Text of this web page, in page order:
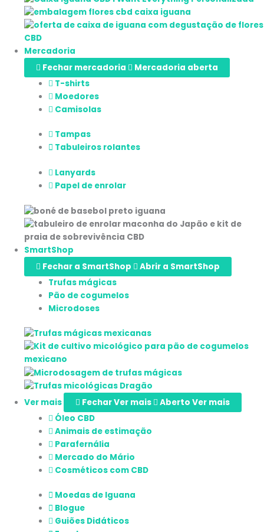
Mercadoria
Fechar mercadoria
Mercadoria aberta
T-shirts
Moedores
Camisolas
Tampas
Tabuleiros rolantes
Lanyards
Papel de enrolar
SmartShop
Fechar a SmartShop
Abrir a SmartShop
Trufas mágicas
Pão de cogumelos
Microdoses
Ver mais Fechar Ver mais
Aberto Ver mais
Óleo CBD
Animais de estimação
Parafernália
Mercado do Mário
Cosméticos com CBD
Moedas de Iguana
Blogue
Guiões Didáticos